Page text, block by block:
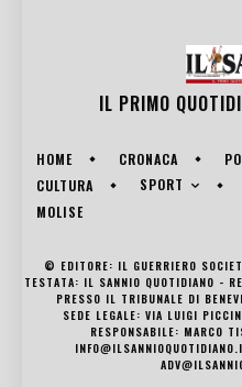
IL PRIMO
HOME CRONACA
CULTURA
SPORT
MOLISE
© EDITORE: IL GUERRIERO
TESTATA: IL SANNIO QUOTIDIANO -
PRESSO IL TRIBUNALE DI
SEDE LEGALE: VIA LUIGI
RESPONSABILE: MARCO